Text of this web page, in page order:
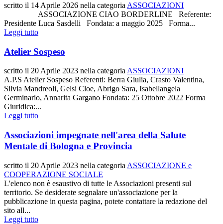
scritto il 14 Aprile 2026 nella categoria ASSOCIAZIONI
ASSOCIAZIONE CIAO BORDERLINE Referente:
Presidente Luca Sasdelli Fondata: a maggio 2025 Forma...
Leggi tutto
Atelier Sospeso
scritto il 20 Aprile 2023 nella categoria ASSOCIAZIONI
A.P.S Atelier Sospeso Referenti: Berra Giulia, Crasto Valentina,
Silvia Mandreoli, Gelsi Cloe, Abrigo Sara, Isabellangela
Germinario, Annarita Gargano Fondata: 25 Ottobre 2022 Forma
Giuridica:...
Leggi tutto
Associazioni impegnate nell'area della Salute
Mentale di Bologna e Provincia
scritto il 20 Aprile 2023 nella categoria ASSOCIAZIONE e
COOPERAZIONE SOCIALE
L'elenco non è esaustivo di tutte le Associazioni presenti sul
territorio. Se desiderate segnalare un'associazione per la
pubblicazione in questa pagina, potete contattare la redazione del
sito all...
Leggi tutto